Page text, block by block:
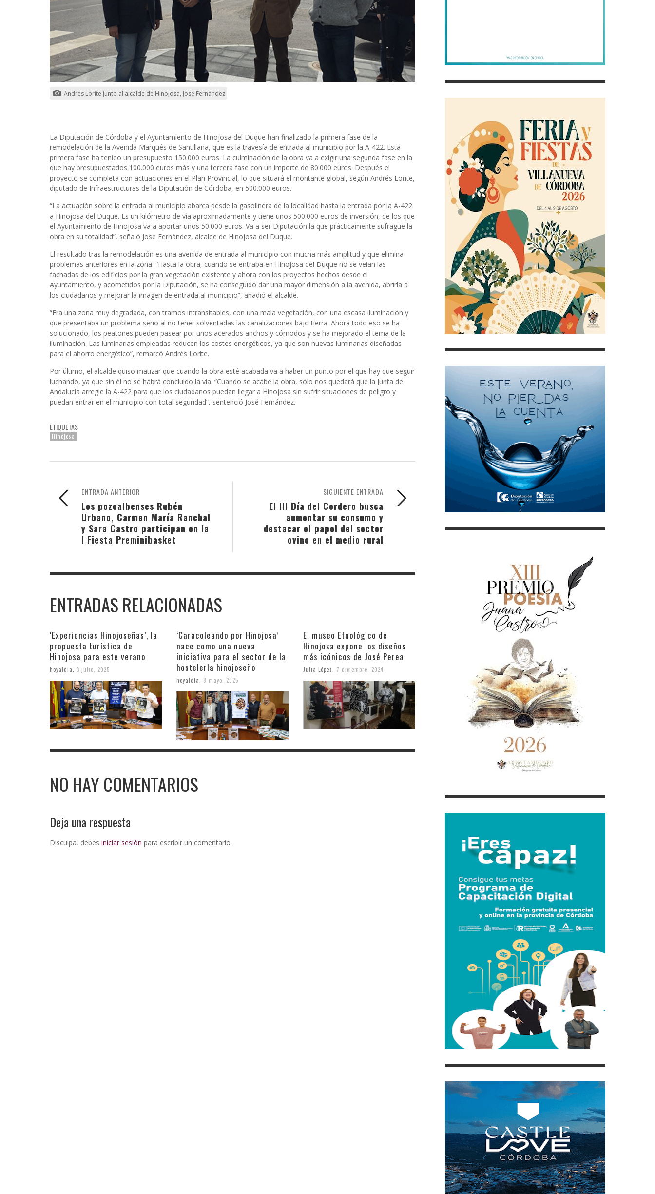
Andrés Lorite junto al alcalde de Hinojosa, José Fernández
La Diputación de Córdoba y el Ayuntamiento de Hinojosa del Duque han finalizado la primera fase de la
remodelación de la Avenida Marqués de Santillana, que es la travesía de entrada al municipio por la A-422. Esta
primera fase ha tenido un presupuesto 150.000 euros. La culminación de la obra va a exigir una segunda fase en la
que hay presupuestados 100.000 euros más y una tercera fase con un importe de 80.000 euros. Después el
proyecto se completa con actuaciones en el Plan Provincial, lo que situará el montante global, según Andrés Lorite,
diputado de Infraestructuras de la Diputación de Córdoba, en 500.000 euros.
“La actuación sobre la entrada al municipio abarca desde la gasolinera de la localidad hasta la entrada por la A-422
a Hinojosa del Duque. Es un kilómetro de vía aproximadamente y tiene unos 500.000 euros de inversión, de los que
el Ayuntamiento de Hinojosa va a aportar unos 50.000 euros. Va a ser Diputación la que prácticamente sufrague la
obra en su totalidad”, señaló José Fernández, alcalde de Hinojosa del Duque.
El resultado tras la remodelación es una avenida de entrada al municipio con mucha más amplitud y que elimina
problemas anteriores en la zona. “Hasta la obra, cuando se entraba en Hinojosa del Duque no se veían las
fachadas de los edificios por la gran vegetación existente y ahora con los proyectos hechos desde el
Ayuntamiento, y acometidos por la Diputación, se ha conseguido dar una mayor dimensión a la avenida, abrirla a
los ciudadanos y mejorar la imagen de entrada al municipio”, añadió el alcalde.
“Era una zona muy degradada, con tramos intransitables, con una mala vegetación, con una escasa iluminación y
que presentaba un problema serio al no tener solventadas las canalizaciones bajo tierra. Ahora todo eso se ha
solucionado, los peatones pueden pasear por unos acerados anchos y cómodos y se ha mejorado el tema de la
iluminación. Las luminarias empleadas reducen los costes energéticos, ya que son nuevas luminarias diseñadas
para el ahorro energético”, remarcó Andrés Lorite.
Por último, el alcalde quiso matizar que cuando la obra esté acabada va a haber un punto por el que hay que seguir
luchando, ya que sin él no se habrá concluido la vía. “Cuando se acabe la obra, sólo nos quedará que la Junta de
Andalucía arregle la A-422 para que los ciudadanos puedan llegar a Hinojosa sin sufrir situaciones de peligro y
puedan entrar en el municipio con total seguridad”, sentenció José Fernández.
ETIQUETAS
Hinojosa
SIGUIENTE ENTRADA
El III Día del Cordero busca
aumentar su consumo y
destacar el papel del sector
ovino en el medio rural
ENTRADA ANTERIOR
Los pozoalbenses Rubén
Urbano, Carmen María Ranchal
y Sara Castro participan en la
I Fiesta Preminibasket
ENTRADAS RELACIONADAS
‘Experiencias Hinojoseñas’, la
propuesta turística de
Hinojosa para este verano
hoyaldia 3 julio, 2025
‘Caracoleando por Hinojosa’
nace como una nueva
iniciativa para el sector de la
hostelería hinojoseño
hoyaldia 8 mayo, 2025
El museo Etnológico de
Hinojosa expone los diseños
más icónicos de José Perea
Julia López 7 diciembre, 2024
NO HAY COMENTARIOS
Deja una respuesta
Disculpa, debes iniciar sesión para escribir un comentario.